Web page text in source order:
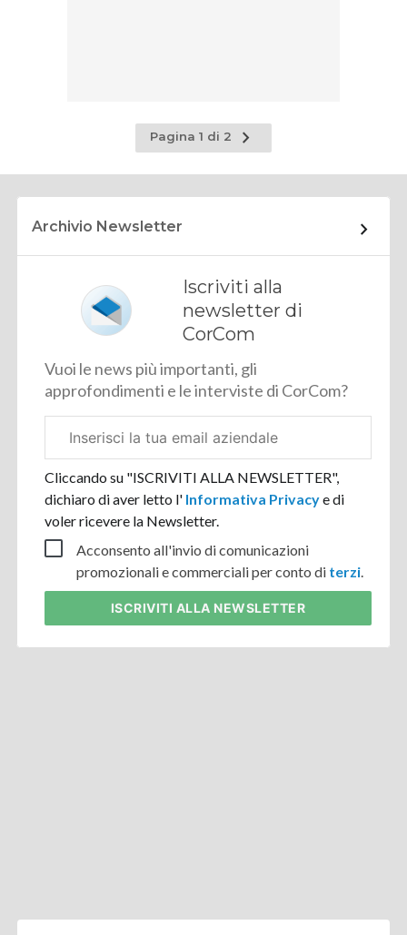
Pagina 1 di 2
Pagina
successiva
Archivio Newsletter
Iscriviti alla
newsletter di
CorCom
Vuoi le news più importanti, gli
approfondimenti e le interviste di CorCom?
aziendale
Cliccando su "ISCRIVITI ALLA NEWSLETTER",
dichiaro di aver letto l' Informativa Privacye di
voler ricevere la Newsletter.
Acconsento all'invio di comunicazioni
promozionali e commerciali per conto di terzi.
ISCRIVITI ALLA NEWSLETTER